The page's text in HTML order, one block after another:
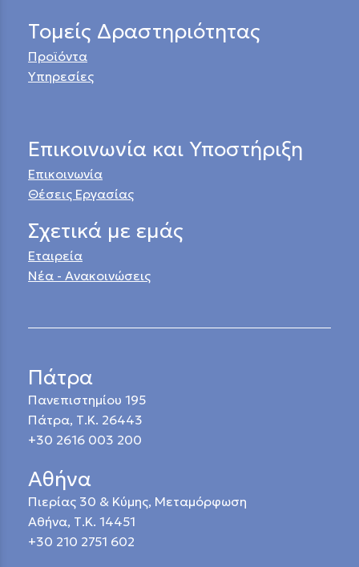
Τομείς Δραστηριότητας
Προϊόντα
Υπηρεσίες
Επικοινωνία και Υποστήριξη
Επικοινωνία
Θέσεις Εργασίας
Σχετικά με εμάς
Εταιρεία
Νέα - Ανακοινώσεις
Πάτρα
Πανεπιστημίου 195
Πάτρα, Τ.Κ. 26443
+30 2616 003 200
Αθήνα
Πιερίας 30 & Κύμης, Μεταμόρφωση
Αθήνα, Τ.Κ. 14451
+30 210 2751 602